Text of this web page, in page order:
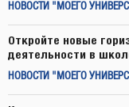
НОВОСТИ "МОЕГО
Откройте новые
деятельности в
НОВОСТИ "МОЕГО